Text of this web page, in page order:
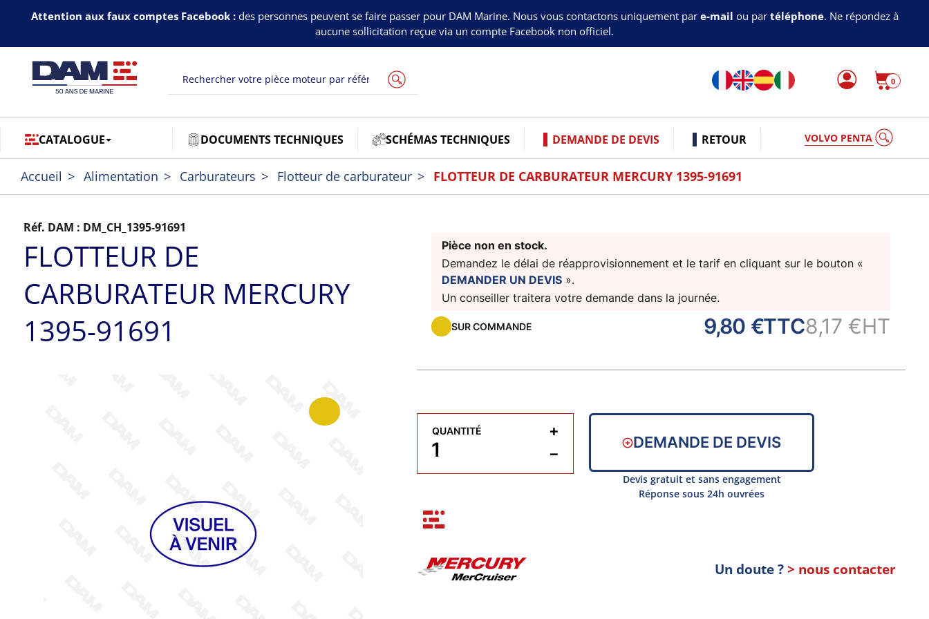
Attention aux faux comptes Facebook :des personnes peuvent se faire passer pour DAM Marine. Nous vous contactons uniquement par e-mail ou par téléphone. Ne répondez à
aucune sollicitation reçue via un compte Facebook non officiel.
0
CATALOGUE DOCUMENTS TECHNIQUES SCHÉMAS TECHNIQUES DEMANDE DE DEVIS RETOUR VOLVO PENTA
Accueil Alimentation Carburateurs Flotteur de carburateur FLOTTEUR DE CARBURATEUR MERCURY 1395-91691
Réf. DAM : DM_CH_1395-91691
FLOTTEUR DE
CARBURATEUR MERCURY
1395-91691
Pièce non en stock.
Demandez le délai de réapprovisionnement et le tarif en cliquant sur le bouton «
DEMANDER UN DEVIS».
Un conseiller traitera votre demande dans la journée.
SUR COMMANDE 9,80 €TTC8,17 €HT
QUANTITÉ
−
+
DEMANDE DE DEVIS
Devis gratuit et sans engagement
Réponse sous 24h ouvrées
Un doute ?> nous contacter